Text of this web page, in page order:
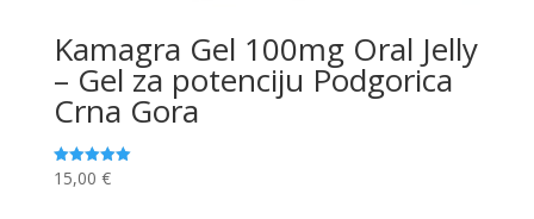
Kamagra Gel 100mg Oral Jelly
– Gel za potenciju Podgorica
Crna Gora
Ocjenjeno
5.00
15,00 €